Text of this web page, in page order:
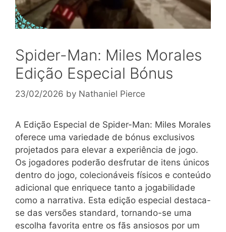
Spider-Man: Miles Morales
Edição Especial Bónus
23/02/2026 by Nathaniel Pierce
A Edição Especial de Spider-Man: Miles Morales
oferece uma variedade de bónus exclusivos
projetados para elevar a experiência de jogo.
Os jogadores poderão desfrutar de itens únicos
dentro do jogo, colecionáveis físicos e conteúdo
adicional que enriquece tanto a jogabilidade
como a narrativa. Esta edição especial destaca-
se das versões standard, tornando-se uma
escolha favorita entre os fãs ansiosos por um